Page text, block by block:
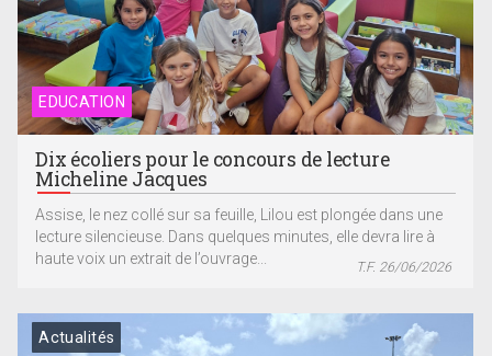
EDUCATION
Dix écoliers pour le concours de lecture
Micheline Jacques
Assise, le nez collé sur sa feuille, Lilou est plongée dans une
lecture silencieuse. Dans quelques minutes, elle devra lire à
haute voix un extrait de l’ouvrage...
T.F. 26/06/2026
Actualités